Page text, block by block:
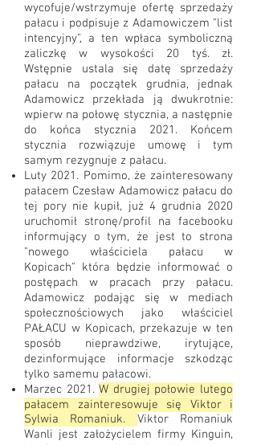
wycofuje/wstrzymuje ofertę sprzedaży
pałacu i podpisuje z Adamowiczem "list
intencyjny", a ten wpłaca symboliczną
zaliczkę w wysokości 20 tyś. zł.
Wstępnie ustala się datę sprzedaży
pałacu na początek grudnia, jednak
Adamowicz przekłada ją dwukrotnie:
wpierw na połowę stycznia, a następnie
do końca stycznia 2021. Końcem
stycznia rozwiązuje umowę i tym
samym rezygnuje z pałacu.
Luty 2021. Pomimo, że zainteresowany
pałacem Czesław Adamowicz pałacu do
tej pory nie kupił, już 4 grudnia 2020
uruchomił stronę/profil na facebooku
informujący o tym, że jest to strona
"nowego właściciela pałacu w
Kopicach" która będzie informować o
postępach w pracach przy pałacu.
Adamowicz podając się w mediach
społecznościowych jako właściciel
PAŁACU w Kopicach, przekazuje w ten
sposób nieprawdziwe, irytujące,
dezinformujące informacje szkodząc
tylko samemu pałacowi.
Marzec 2021.W drugiej połowie lutego
pałacem zainteresowuje się Viktor i
Sylwia Romaniuk. Viktor Romaniuk
Wanli jest założycielem firmy Kinguin,